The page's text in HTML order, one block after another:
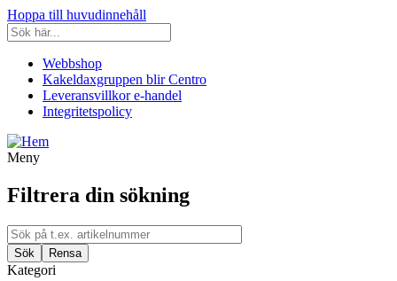
Hoppa till huvudinnehåll
Webbshop
Kakeldaxgruppen blir Centro
Leveransvillkor e-handel
Integritetspolicy
Meny
Filtrera din sökning
Kategori